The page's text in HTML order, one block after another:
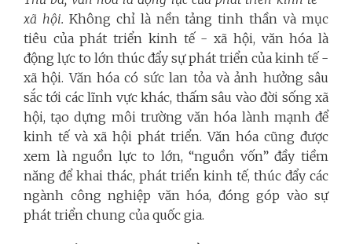
xã hội. Không chỉ là nền tảng tinh thần và mục
tiêu của phát triển kinh tế - xã hội, văn hóa là
động lực to lớn thúc đẩy sự phát triển của kinh tế -
xã hội. Văn hóa có sức lan tỏa và ảnh hưởng sâu
sắc tới các lĩnh vực khác, thấm sâu vào đời sống xã
hội, tạo dựng môi trường văn hóa lành mạnh để
kinh tế và xã hội phát triển. Văn hóa cũng được
xem là nguồn lực to lớn, “nguồn vốn” đầy tiềm
năng để khai thác, phát triển kinh tế, thúc đẩy các
ngành công nghiệp văn hóa, đóng góp vào sự
phát triển chung của quốc gia.